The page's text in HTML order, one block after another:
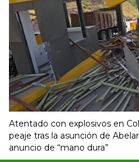
Atentado con explosivos en
peaje tras la asunción de
anuncio de “mano dura”